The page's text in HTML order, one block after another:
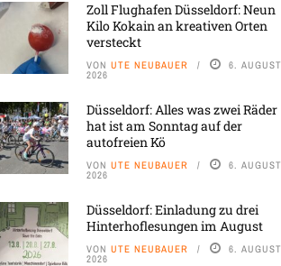
Zoll Flughafen Düsseldorf: Neun
Kilo Kokain an kreativen Orten
versteckt
VON UTE NEUBAUER 6. AUGUST
2026
Düsseldorf: Alles was zwei Räder
hat ist am Sonntag auf der
autofreien Kö
VON UTE NEUBAUER 6. AUGUST
2026
Düsseldorf: Einladung zu drei
Hinterhoflesungen im August
VON UTE NEUBAUER 6. AUGUST
2026